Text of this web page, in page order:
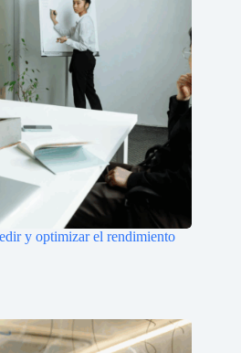
y optimizar el rendimiento